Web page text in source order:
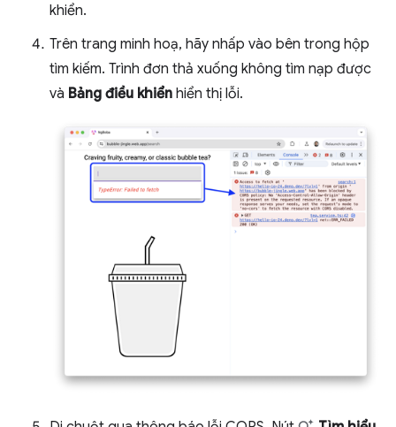
khiển.
Trên trang minh hoạ, hãy nhấp vào bên trong hộp
tìm kiếm. Trình đơn thả xuống không tìm nạp được
và Bảng điều khiển hiển thị lỗi.